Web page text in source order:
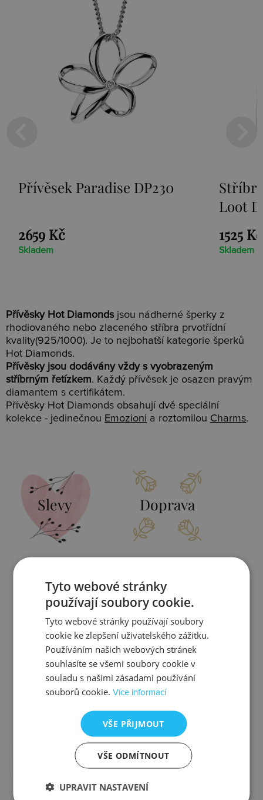
Přívěsek Paradise DP230
2659 Kč
Skladem
Loot
1525 Kč
Skladem
Přívěsky Hot Diamonds jsou nádherné šperky z
rhodiovaného nebo zlaceného stříbra prvotřídní
kvality(925/1000). Je to nejbohatší kategorie šperků
Hot Diamonds.
Přívěsky jsou dodávány vždy s vyobrazeným
stříbrným řetízkem. Každý přívěsek je osazen pravým
diamantem s certifikátem.
Přívěsky Hot Diamonds obsahují dvě speciální
kolekce - jedinečnou Emozioni a roztomilou Charms.
Slevy Doprava
Kontrola Výměna
Balení
Tyto webové stránky
používají soubory cookie.
Tyto webové stránky používají soubory
cookie ke zlepšení uživatelského zážitku.
Používáním našich webových stránek
souhlasíte se všemi soubory cookie v
souladu s našimi zásadami používání
souborů cookie.Více informací
VŠE PŘIJMOUT
VŠE ODMÍTNOUT
UPRAVIT NASTAVENÍ